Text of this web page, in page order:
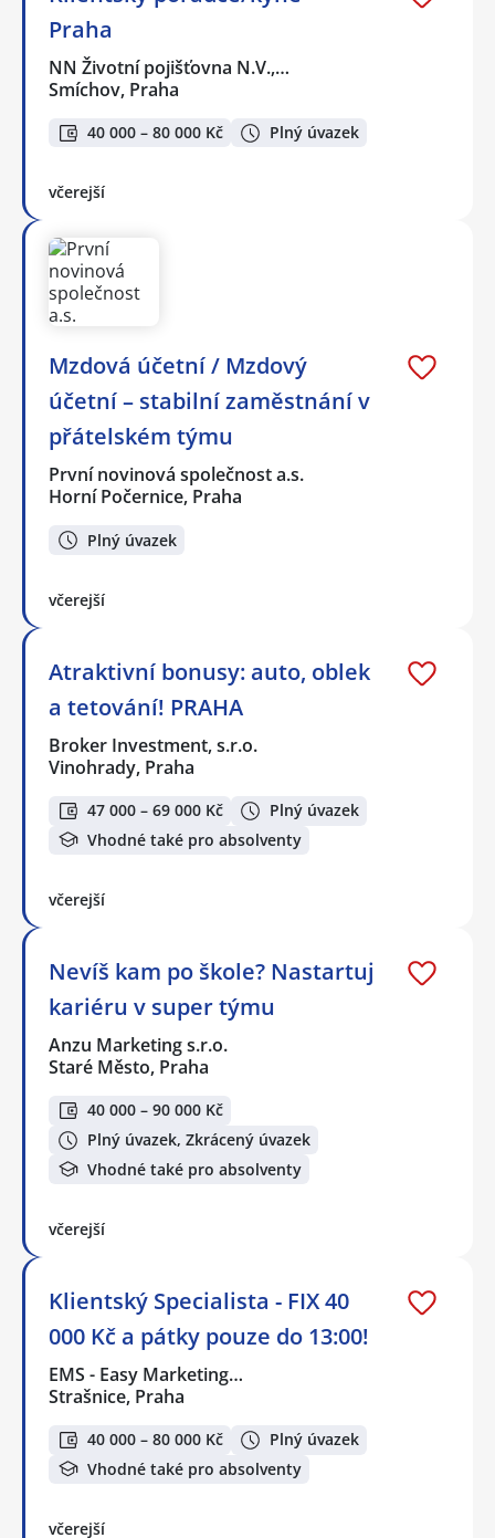
Praha
NN Životní pojišťovna N.V.,…
Smíchov, Praha
40 000 – 80 000 Kč Plný úvazek
včerejší
Mzdová účetní / Mzdový
účetní – stabilní zaměstnání v
přátelském týmu
První novinová společnost a.s.
Horní Počernice, Praha
Plný úvazek
včerejší
Atraktivní bonusy: auto, oblek
a tetování! PRAHA
Broker Investment, s.r.o.
Vinohrady, Praha
47 000 – 69 000 Kč
Plný úvazek
Vhodné také pro absolventy
včerejší
Nevíš kam po škole? Nastartuj
kariéru v super týmu
Anzu Marketing s.r.o.
Staré Město, Praha
40 000 – 90 000 Kč
Plný úvazek, Zkrácený úvazek
Vhodné také pro absolventy
včerejší
Klientský Specialista - FIX 40
000 Kč a pátky pouze do 13:00!
EMS - Easy Marketing…
Strašnice, Praha
40 000 – 80 000 Kč
Plný úvazek
Vhodné také pro absolventy
včerejší